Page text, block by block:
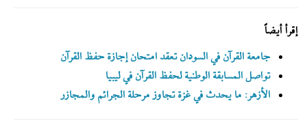
إقرأ أيضاً
جامعة القرآن في السودان تعقد امتحان إجازة حفظ القرآن
تواصل المسابقة الوطنية لحفظ القرآن في ليبيا
الأزهر: ما يحدث في غزة تجاوز مرحلة الجرائم والمجازر